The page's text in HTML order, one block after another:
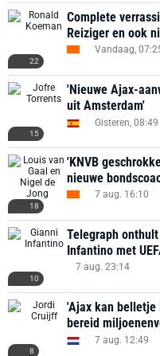
22
Complete
Reiziger en ook
Vandaag,
15
'Nieuwe Ajax-
uit Amsterdam'
Gisteren, 08:49
18
'KNVB
nieuwe
7 aug. 16:10
10
Telegraph
Infantino met
7 aug. 23:14
8
'Ajax kan belletje
bereid
7 aug. 12:49